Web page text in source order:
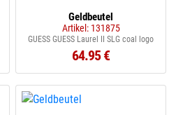
Geldbeutel
Artikel: 131875
GUESS GUESS Laurel II SLG coal logo
64.95 €